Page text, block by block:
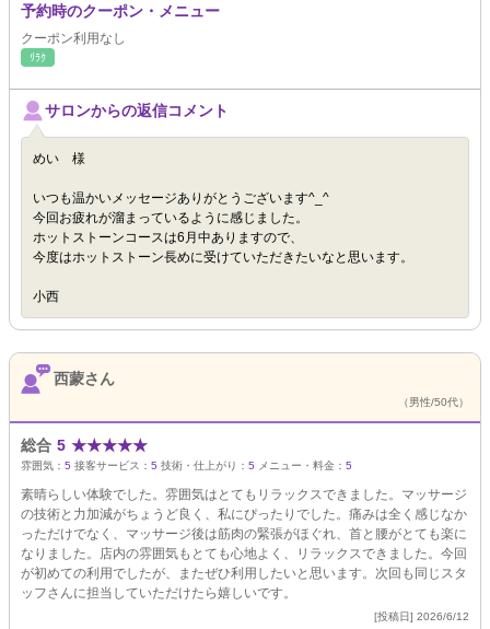
予約時のクーポン・メニュー
クーポン利用なし
ﾘﾗｸ
サロンからの返信コメント
めい 様
いつも温かいメッセージありがとうございます^_^
今回お疲れが溜まっているように感じました。
ホットストーンコースは6月中ありますので、
今度はホットストーン長めに受けていただきたいなと思います。
小西
西蒙さん
（男性/50代）
総合 5 ★★★★★
雰囲気： 5 接客サービス： 5 技術・仕上がり： 5 メニュー・料金： 5
素晴らしい体験でした。雰囲気はとてもリラックスできました。マッサージ
の技術と力加減がちょうど良く、私にぴったりでした。痛みは全く感じなか
っただけでなく、マッサージ後は筋肉の緊張がほぐれ、首と腰がとても楽に
なりました。店内の雰囲気もとても心地よく、リラックスできました。今回
が初めての利用でしたが、またぜひ利用したいと思います。次回も同じスタ
ッフさんに担当していただけたら嬉しいです。
[投稿日] 2026/6/12